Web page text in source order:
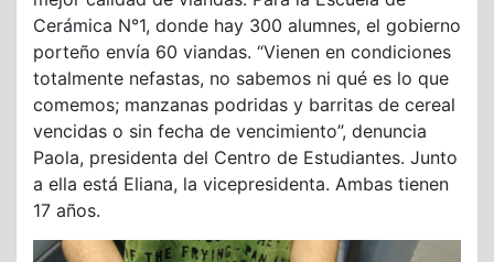
Cerámica N°1, donde hay 300 alumnes, el gobierno
porteño envía 60 viandas. “Vienen en condiciones
totalmente nefastas, no sabemos ni qué es lo que
comemos; manzanas podridas y barritas de cereal
vencidas o sin fecha de vencimiento”, denuncia
Paola, presidenta del Centro de Estudiantes. Junto
a ella está Eliana, la vicepresidenta. Ambas tienen
17 años.